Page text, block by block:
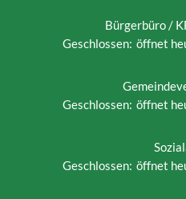
Bürgerbüro /
Klicken, um weitere
Geschlossen: öffnet
Klicken, um weitere
Geschlossen: öffnet
Klicken, um weitere
Geschlossen: öffnet